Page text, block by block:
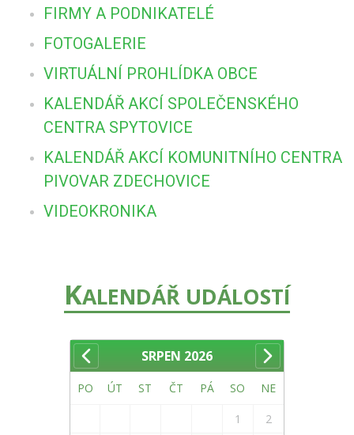
FIRMY A PODNIKATELÉ
FOTOGALERIE
VIRTUÁLNÍ PROHLÍDKA OBCE
KALENDÁŘ AKCÍ SPOLEČENSKÉHO
CENTRA SPYTOVICE
KALENDÁŘ AKCÍ KOMUNITNÍHO CENTRA
PIVOVAR ZDECHOVICE
VIDEOKRONIKA
KALENDÁŘ UDÁLOSTÍ
SRPEN 2026
PO ÚT ST ČT PÁ SO NE
1 2